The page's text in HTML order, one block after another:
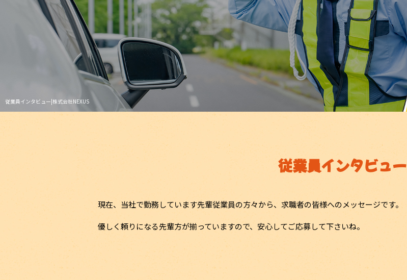
従業員インタビュー|株式会社NEXUS
従業員インタビュー
現在、当社で勤務しています先輩従業員の方々から、求職者の皆様へのメッセージです。
優しく頼りになる先輩方が揃っていますので、安心してご応募して下さいね。